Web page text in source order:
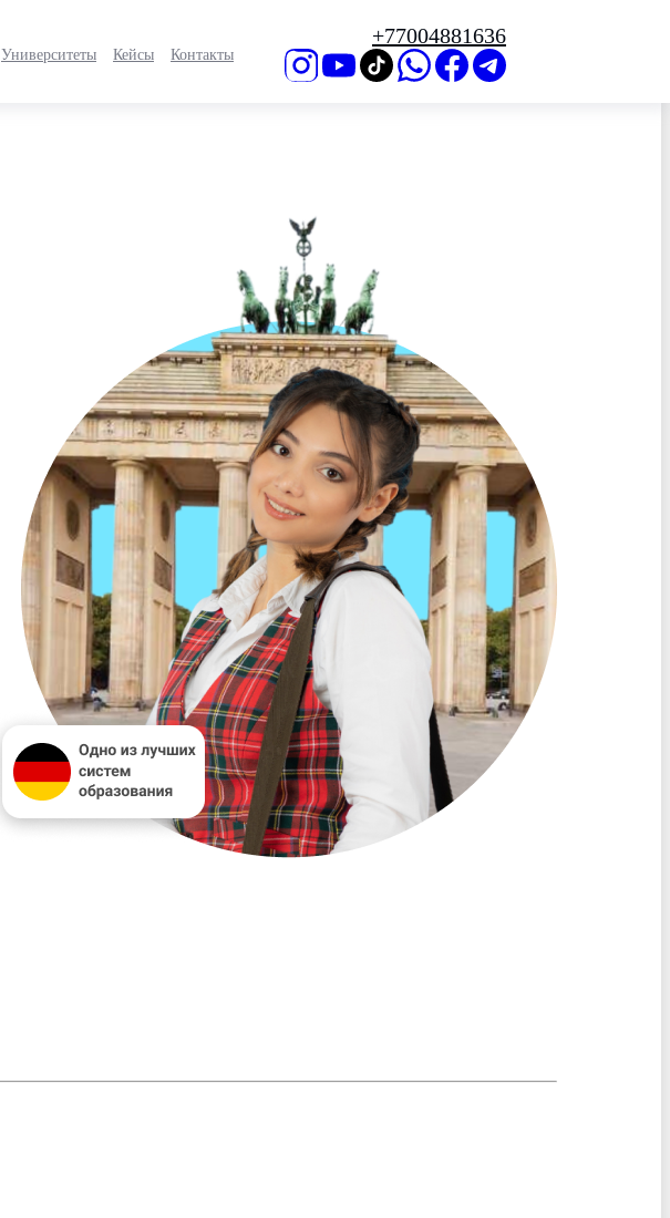
Университеты Кейсы Контакты
+77004881636